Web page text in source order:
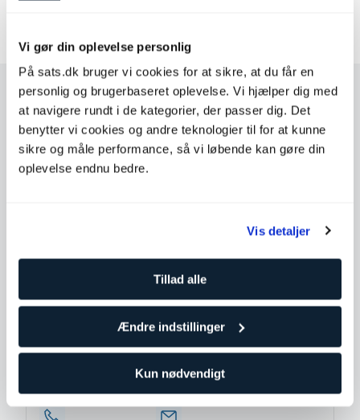
Vi gør din oplevelse personlig
På sats.dk bruger vi cookies for at sikre, at du får en
personlig og brugerbaseret oplevelse. Vi hjælper dig med
at navigere rundt i de kategorier, der passer dig. Det
benytter vi cookies og andre teknologier til for at kunne
sikre og måle performance, så vi løbende kan gøre din
oplevelse endnu bedre.
Vis detaljer
Tillad alle
Ændre indstillinger
Kun nødvendigt
Varighed: 60 minutter/pr. session
Mød din Personlige Træner
Matthew Prior
Struggling to stay consistent with your training?
different—while we’ll set goals, they won’t be our
primary focus. Instead, we’ll normalise training, making
nutrition, and recovery will unlock your capabilities,
but consistency and enjoyment will keep you
Kontakt din træner hvis du har spørgsmål.